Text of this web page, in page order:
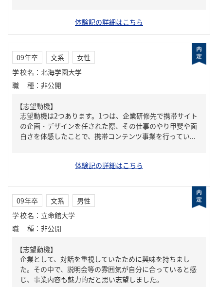
体験記の詳細はこちら
09年卒 文系
女性
学校名 ： 北海学園大学
職種 ： 非公開
【志望動機】
志望動機は2つあります。1つは、企業研修先で携帯サイト
の企画・デザインを任された際、その仕事のやり甲斐や面
白さを体感したことで、携帯コンテンツ事業を行ってい...
体験記の詳細はこちら
09年卒 文系
男性
学校名 ： 立命館大学
職種 ： 非公開
【志望動機】
企業として、対話を重視していたために興味を持ちまし
た。その中で、説明会等の雰囲気が自分に合っていると感
じ、事業内容も魅力的だと思い志望しました。